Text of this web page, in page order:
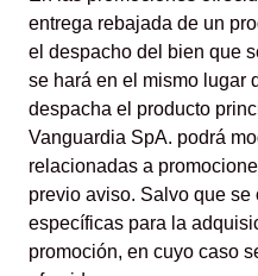
entrega rebajada de un
el despacho del bien que
se hará en el mismo lugar
despacha el producto
Vanguardia SpA. podrá
relacionadas a
previo aviso. Salvo que
específicas para la
promoción, en cuyo caso